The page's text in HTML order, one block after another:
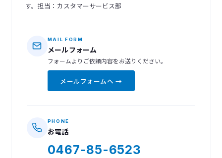
す。担当：カスタマーサービス部
MAIL FORM
メールフォーム
フォームよりご依頼内容をお送りください。
メールフォームへ →
PHONE
お電話
0467-85-6523